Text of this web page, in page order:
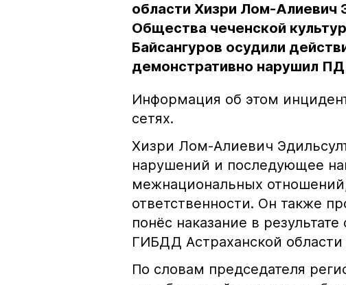
области Хизри Лом-Алиевич
Общества чеченской
Байсангуров осудили
демонстративно нарушил
Информация об этом
сетях.
Хизри Лом-Алиевич
нарушений и последующее
межнациональных
ответственности. Он также
понёс наказание в
ГИБДД Астраханской
По словам председателя